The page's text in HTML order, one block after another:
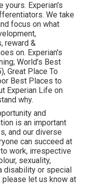
yours. Experian's
We take
focus on what
reward &
on. Experian's
World's Best
Great Place To
Best Places to
Experian Life on
why.
and
is an important
and our diverse
can succeed at
work, irrespective
sexuality,
disability or special
please let us know at